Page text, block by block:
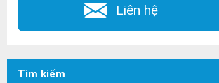
Liên hệ
Tìm kiếm